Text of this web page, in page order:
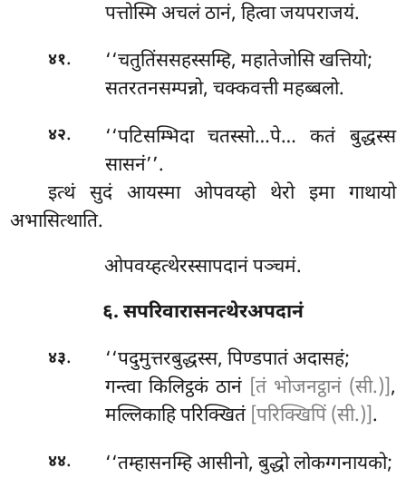
पत्तोस्मि अचलं ठानं, हित्वा जयपराजयं.
४१.
‘‘चतुतिंससहस्सम्हि, महातेजोसि खत्तियो;
सतरतनसम्पन्नो, चक्कवत्ती महब्बलो.
४२. ‘‘पटिसम्भिदाचतस्सो…पे… कतं बुद्धस्स
सासनं’’.
इत्थं सुदं आयस्मा ओपवय्हो थेरो इमा गाथायो
अभासित्थाति.
ओपवय्हत्थेरस्सापदानं पञ्चमं.
६. सपरिवारासनत्थेरअपदानं
४३.
‘‘पदुमुत्तरबुद्धस्स, पिण्डपातं अदासहं;
गन्त्वा किलिट्ठकं ठानं [तं भोजनट्ठानं (सी.)],
मल्लिकाहि परिक्खितं [परिक्खिपिं (सी.)].
४४. ‘‘तम्हासनम्हिआसीनो, बुद्धो लोकग्गनायको;